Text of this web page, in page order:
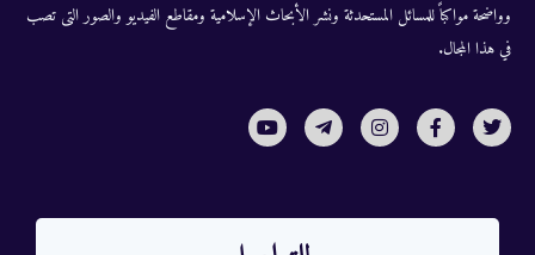
وواضحة مواكباً للمسائل المستحدثة ونشر الأبحاث الإسلامية ومقاطع الفيديو والصور التى تصب
في هذا المجال.